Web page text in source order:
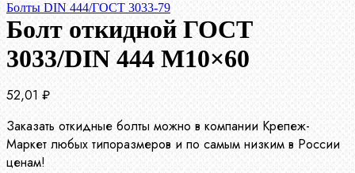
Болты DIN 444/ГОСТ 3033-79
Болт откидной ГОСТ
3033/DIN 444 М10×60
52,01 ₽
Заказать откидные болты можно в компании Крепеж-
Маркет любых типоразмеров и по самым низким в России
ценам!